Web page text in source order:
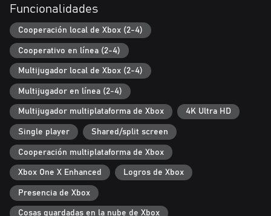
decisión es tuya!
+ Monstruos y jefes: misteriosas bestias de la oscuridad…
Enciende la antorcha y huirán. Bandidos traicioneros: dales tu
dinero y seguirás vivo. Jefes astutos: ¡intenta acercarte a ellos!
+ Tesoros y trofeos: llena tus bolsillos con los trofeos de los
enemigos a los que venzas. Encuentra todos los escondites.
¡Desentierra todos los tesoros del Mundo oscuro!
+ ¡Cross-play en modo cooperativo está disponible para todas
las plataformas!
¡Y recuerda que solo estarás a salvo junto a la luz de la antorcha!
Funcionalidades
Cooperación local de Xbox (2-4)
Cooperativo en línea (2-4)
Multijugador local de Xbox (2-4)
Multijugador en línea (2-4)
Multijugador multiplataforma de Xbox 4K Ultra HD
Single player Shared/split screen
Cooperación multiplataforma de Xbox
Xbox One X Enhanced Logros de Xbox
Presencia de Xbox
Cosas guardadas en la nube de Xbox